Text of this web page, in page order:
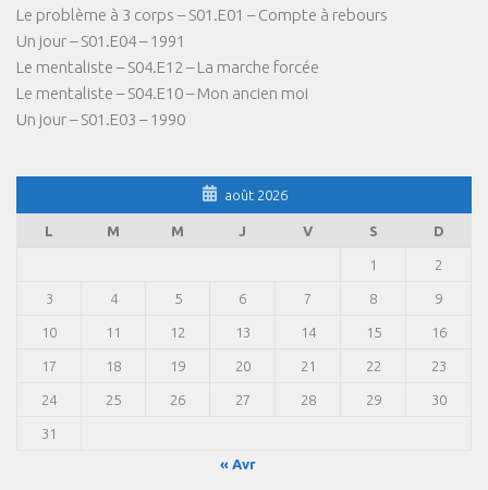
Le problème à 3 corps – S01.E01 – Compte à rebours
Un jour – S01.E04 – 1991
Le mentaliste – S04.E12 – La marche forcée
Le mentaliste – S04.E10 – Mon ancien moi
Un jour – S01.E03 – 1990
août 2026
L M M J V S D
1 2
3 4 5 6 7 8 9
10 11 12 13 14 15 16
17 18 19 20 21 22 23
24 25 26 27 28 29 30
31
« Avr